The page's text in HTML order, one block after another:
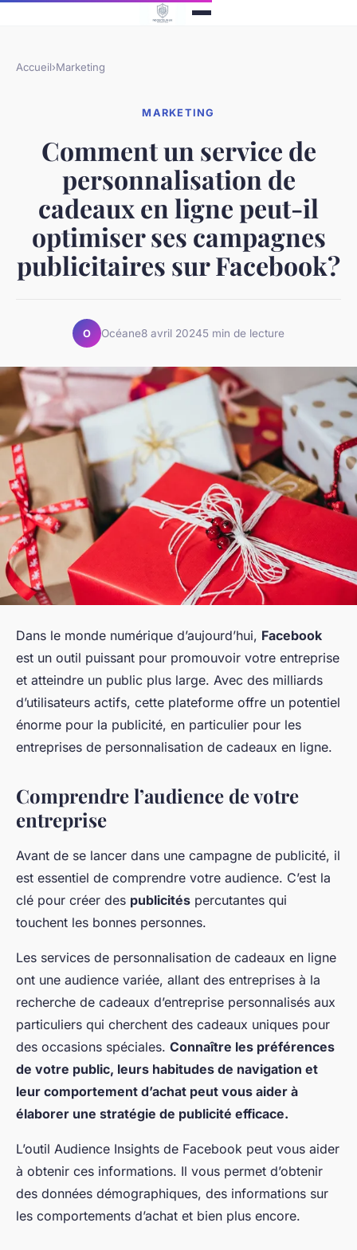
Accueil›Marketing
MARKETING
Comment un service de
personnalisation de
cadeaux en ligne peut-il
optimiser ses campagnes
publicitaires sur Facebook?
O Océane8 avril 20245 min de lecture
Dans le monde numérique d’aujourd’hui, Facebook
est un outil puissant pour promouvoir votre entreprise
et atteindre un public plus large. Avec des milliards
d’utilisateurs actifs, cette plateforme offre un potentiel
énorme pour la publicité, en particulier pour les
entreprises de personnalisation de cadeaux en ligne.
Comprendre l’audience de votre
entreprise
Avant de se lancer dans une campagne de publicité, il
est essentiel de comprendre votre audience. C’est la
clé pour créer des publicités percutantes qui
touchent les bonnes personnes.
Les services de personnalisation de cadeaux en ligne
ont une audience variée, allant des entreprises à la
recherche de cadeaux d’entreprise personnalisés aux
particuliers qui cherchent des cadeaux uniques pour
des occasions spéciales. Connaître les préférences
de votre public, leurs habitudes de navigation et
leur comportement d’achat peut vous aider à
élaborer une stratégie de publicité efficace.
L’outil Audience Insights de Facebook peut vous aider
à obtenir ces informations. Il vous permet d’obtenir
des données démographiques, des informations sur
les comportements d’achat et bien plus encore.